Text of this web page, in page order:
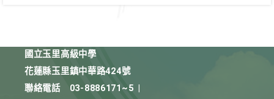
國立玉里高級中學
花蓮縣玉里鎮中華路424號
聯絡電話
03-8886171~5